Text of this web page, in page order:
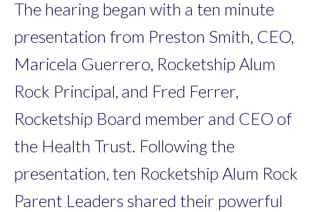
The hearing began with a ten minute
presentation from Preston Smith, CEO,
Maricela Guerrero, Rocketship Alum
Rock Principal, and Fred Ferrer,
Rocketship Board member and CEO of
the Health Trust. Following the
presentation, ten Rocketship Alum Rock
Parent Leaders shared their powerful